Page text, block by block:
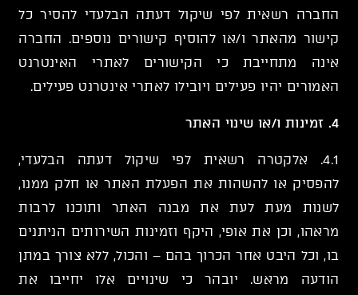
החברה רשאית לפי שיקול דעתה הבלעדי להסיר כל
קישור מהאתר ו/או להוסיף קישורים נוספים. החברה
אינה מתחייבת כי הקישורים לאתרי האינטרנט
האמורים יהיו פעילים ויובילו לאתרי אינטרנט פעילים.
4. זמינות ו/או שינוי האתר
4.1. אלקטרה רשאית לפי שיקול דעתה הבלעדי,
להפסיק או להשהות את הפעלת האתר או חלק ממנו,
לשנות מעת לעת את מבנה האתר ותוכנו לרבות
מראהו, וכן את אופי, היקף וזמינות השירותים הניתנים
בו, וכל היבט אחר הכרוך בהם – והכול, ללא צורך במתן
הודעה מראש. יובהר כי שינויים אלו יחייבו את